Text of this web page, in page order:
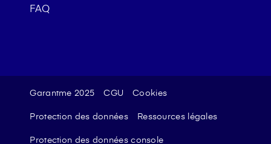
FAQ
Garantme 2025 CGU Cookies
Protection des données Ressources légales
Protection des données console